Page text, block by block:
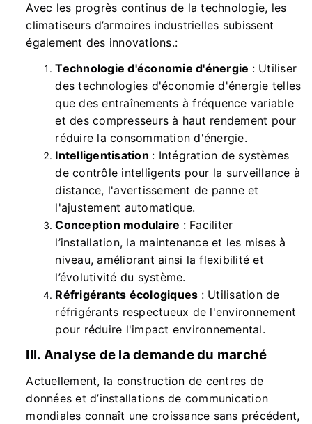
Avec les progrès continus de la technologie, les
climatiseurs d’armoires industrielles subissent
également des innovations.:
Technologie d'économie d'énergie : Utiliser
des technologies d'économie d'énergie telles
que des entraînements à fréquence variable
et des compresseurs à haut rendement pour
réduire la consommation d'énergie.
Intelligentisation : Intégration de systèmes
de contrôle intelligents pour la surveillance à
distance, l'avertissement de panne et
l'ajustement automatique.
Conception modulaire : Faciliter
l’installation, la maintenance et les mises à
niveau, améliorant ainsi la flexibilité et
l’évolutivité du système.
Réfrigérants écologiques : Utilisation de
réfrigérants respectueux de l'environnement
pour réduire l'impact environnemental.
III. Analyse de la demande du marché
Actuellement, la construction de centres de
données et d’installations de communication
mondiales connaît une croissance sans précédent,